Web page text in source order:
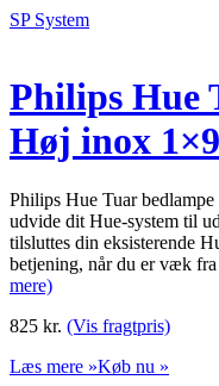
SP System
Philips Hue
Høj inox
Philips Hue Tuar
udvide dit Hue-system til
tilsluttes din eksisterende
betjening, når du er væk
mere)
825 kr. (Vis fragtpris)
Læs mere »Køb nu »